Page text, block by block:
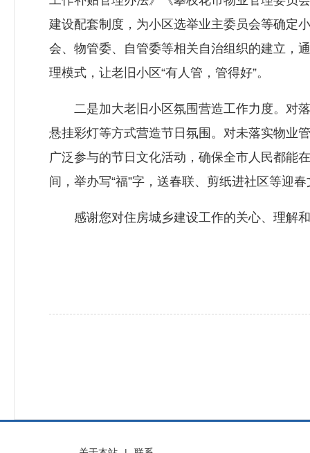
建设配套制度，为小区选举业主委员会等确定
会、物管委、自管委等相关自治组织的建立，
理模式，让老旧小区“有人管，管得好”。
二是加大老旧小区氛围营造工作力度。对落
悬挂彩灯等方式营造节日氛围。对未落实物业
广泛参与的节日文化活动，确保全市人民都能
间，举办写“福”字，送春联、剪纸进社区等迎
感谢您对住房城乡建设工作的关心、理解